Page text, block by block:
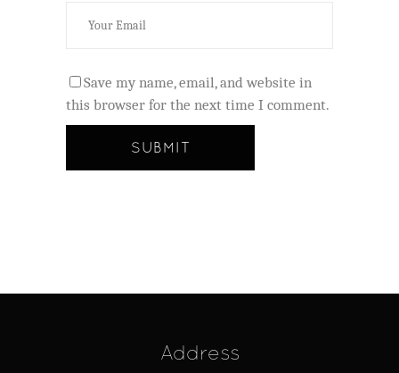
Save my name, email, and website in
this browser for the next time I comment.
Address